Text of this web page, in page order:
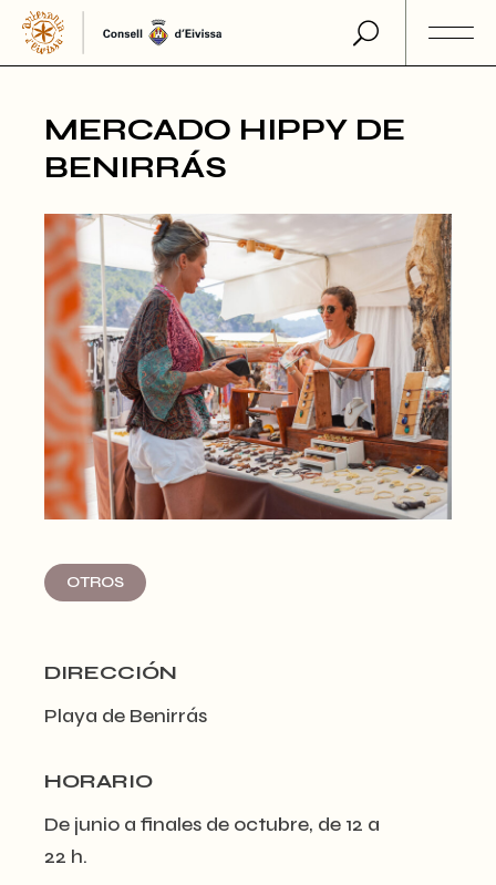
Skip
the
content
MERCADO HIPPY DE
BENIRRÁS
OTROS
DIRECCIÓN
Playa de Benirrás
HORARIO
De junio a finales de octubre, de 12 a
22 h.